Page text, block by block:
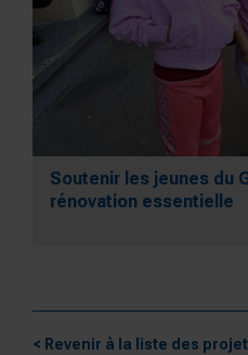
Soutenir les jeunes du
rénovation essentielle
< Revenir à la liste des